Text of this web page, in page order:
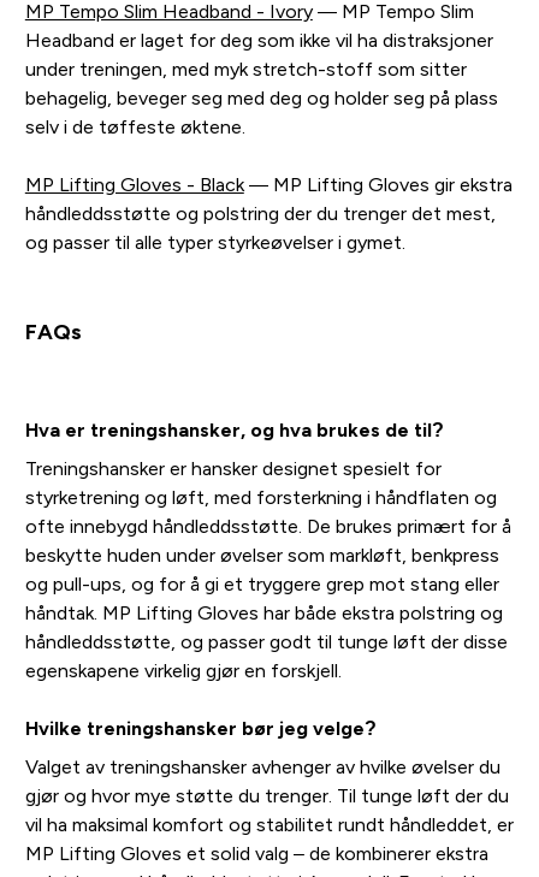
MP Tempo Slim Headband - Ivory— MP Tempo Slim
Headband er laget for deg som ikke vil ha distraksjoner
under treningen, med myk stretch-stoff som sitter
behagelig, beveger seg med deg og holder seg på plass
selv i de tøffeste øktene.
MP Lifting Gloves - Black— MP Lifting Gloves gir ekstra
håndleddsstøtte og polstring der du trenger det mest,
og passer til alle typer styrkeøvelser i gymet.
FAQs
Hva er treningshansker, og hva brukes de til?
Treningshansker er hansker designet spesielt for
styrketrening og løft, med forsterkning i håndflaten og
ofte innebygd håndleddsstøtte. De brukes primært for å
beskytte huden under øvelser som markløft, benkpress
og pull-ups, og for å gi et tryggere grep mot stang eller
håndtak. MP Lifting Gloves har både ekstra polstring og
håndleddsstøtte, og passer godt til tunge løft der disse
egenskapene virkelig gjør en forskjell.
Hvilke treningshansker bør jeg velge?
Valget av treningshansker avhenger av hvilke øvelser du
gjør og hvor mye støtte du trenger. Til tunge løft der du
vil ha maksimal komfort og stabilitet rundt håndleddet, er
MP Lifting Gloves et solid valg – de kombinerer ekstra